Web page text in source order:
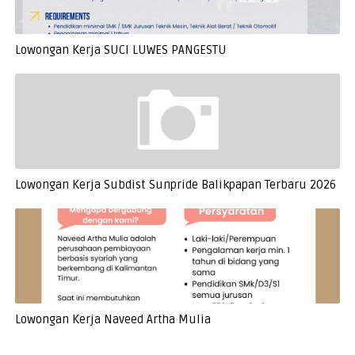
Lowongan Kerja SUCI LUWES PANGESTU
Lowongan Kerja Subdist Sunpride Balikpapan Terbaru 2026
Lowongan Kerja Naveed Artha Mulia